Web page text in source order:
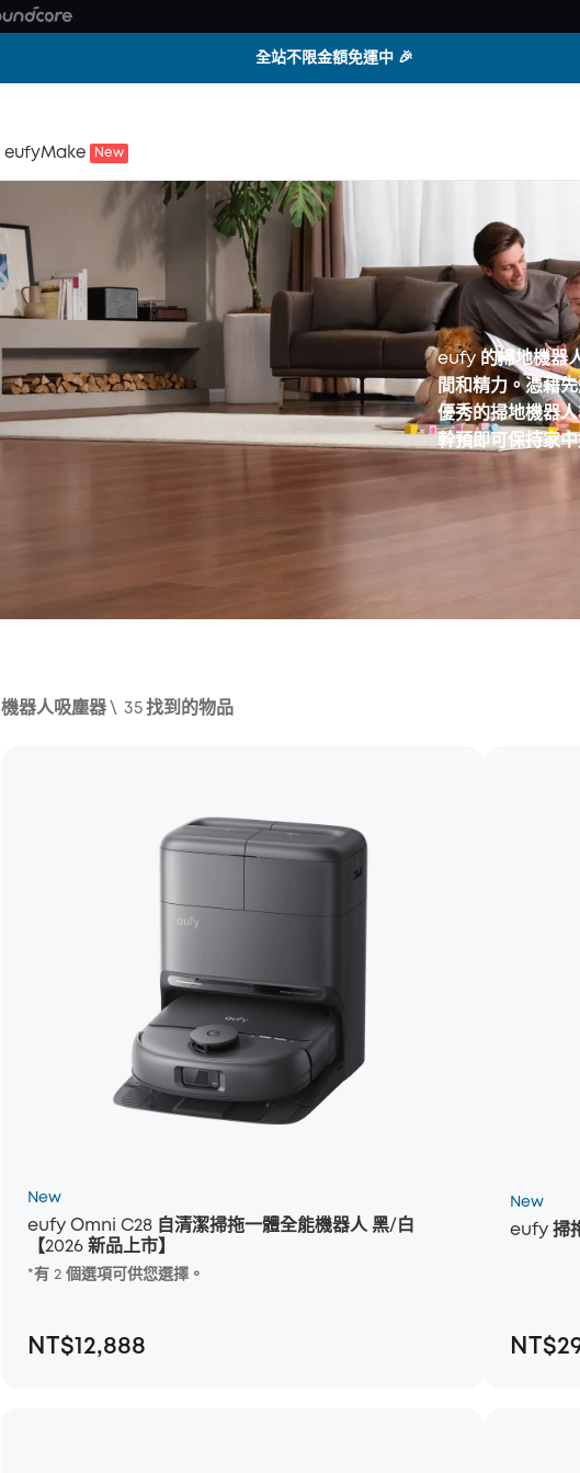
全站不限金額免運中 🎉
eufyMake New
eufy 的掃地機器
間和精力。憑藉
優秀的掃地機器
幹預即可保持家
機器人吸塵器 \ 35 找到的物品
New
eufy Omni C28 自清潔掃拖一體全能機器人 黑/白
【2026 新品上市】
*有 2 個選項可供您選擇。
NT$12,888
New
eufy 掃